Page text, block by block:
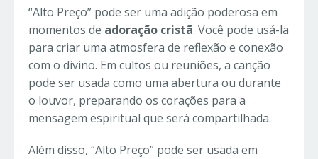
“Alto Preço” pode ser uma adição poderosa em
momentos de adoração cristã. Você pode usá-la
para criar uma atmosfera de reflexão e conexão
com o divino. Em cultos ou reuniões, a canção
pode ser usada como uma abertura ou durante
o louvor, preparando os corações para a
mensagem espiritual que será compartilhada.
Além disso, “Alto Preço” pode ser usada em